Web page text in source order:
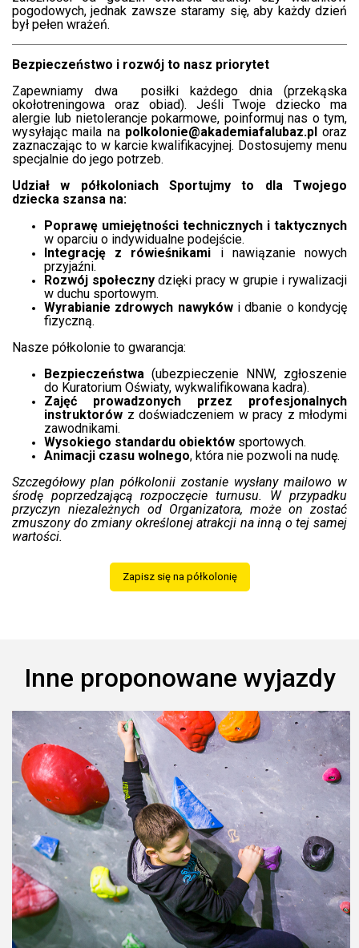
pogodowych, jednak zawsze staramy się, aby każdy dzień
był pełen wrażeń.
Bezpieczeństwo i rozwój to nasz priorytet
Zapewniamy dwa posiłki każdego dnia (przekąska
okołotreningowa oraz obiad). Jeśli Twoje dziecko ma
alergie lub nietolerancje pokarmowe, poinformuj nas o tym,
wysyłając maila na polkolonie@akademiafalubaz.ploraz
zaznaczając to w karcie kwalifikacyjnej. Dostosujemy menu
specjalnie do jego potrzeb.
Udział w półkoloniach Sportujmy to dla Twojego
dziecka szansa na:
Poprawę umiejętności technicznych i taktycznych
w oparciu o indywidualne podejście.
Integrację z rówieśnikami i nawiązanie nowych
przyjaźni.
Rozwój społecznydzięki pracy w grupie i rywalizacji
w duchu sportowym.
Wyrabianie zdrowych nawykówi dbanie o kondycję
fizyczną.
Nasze półkolonie to gwarancja:
Bezpieczeństwa (ubezpieczenie NNW, zgłoszenie
do Kuratorium Oświaty, wykwalifikowana kadra).
Zajęć prowadzonych przez profesjonalnych
instruktorów z doświadczeniem w pracy z młodymi
zawodnikami.
Wysokiego standardu obiektów sportowych.
Animacji czasu wolnego, która nie pozwoli na nudę.
Szczegółowy plan półkolonii zostanie wysłany mailowo w
środę poprzedzającą rozpoczęcie turnusu. W przypadku
przyczyn niezależnych od Organizatora, może on zostać
zmuszony do zmiany określonej atrakcji na inną o tej samej
wartości.
Zapisz się na półkolonię
Inne proponowane wyjazdy